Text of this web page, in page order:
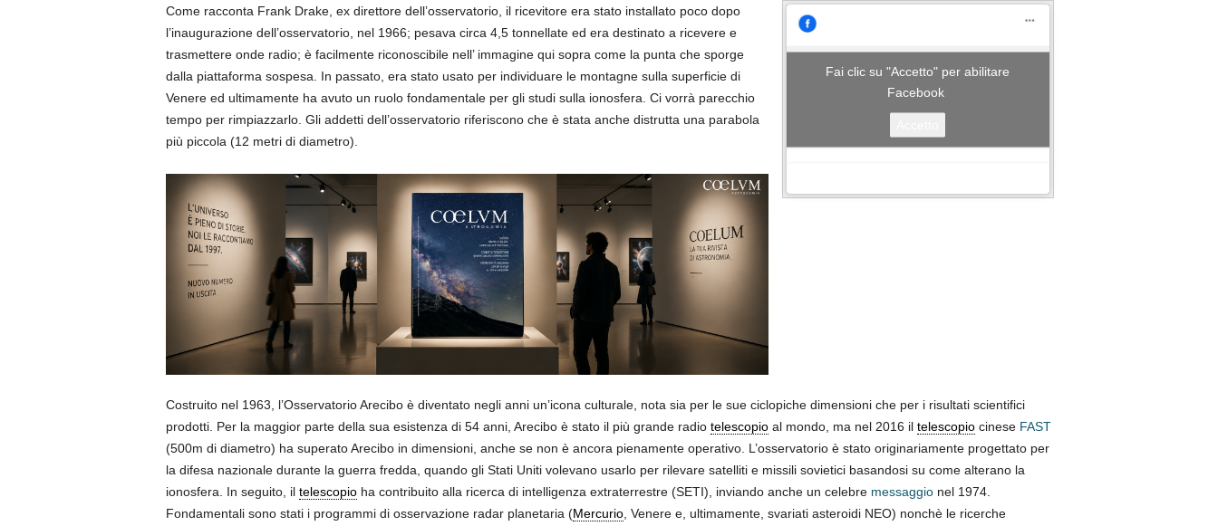
Fai clic su "Accetto" per abilitare
Facebook
Come racconta Frank Drake, ex direttore dell’osservatorio, il ricevitore era stato installato poco dopo
l’inaugurazione dell’osservatorio, nel 1966; pesava circa 4,5 tonnellate ed era destinato a ricevere e
trasmettere onde radio; è facilmente riconoscibile nell’ immagine qui sopra come la punta che sporge
dalla piattaforma sospesa. In passato, era stato usato per individuare le montagne sulla superficie di
Venere ed ultimamente ha avuto un ruolo fondamentale per gli studi sulla ionosfera. Ci vorrà parecchio
tempo per rimpiazzarlo. Gli addetti dell’osservatorio riferiscono che è stata anche distrutta una parabola
più piccola (12 metri di diametro).
Costruito nel 1963, l’Osservatorio Arecibo è diventato negli anni un’icona culturale, nota sia per le sue ciclopiche dimensioni che per i risultati scientifici
prodotti. Per la maggior parte della sua esistenza di 54 anni, Arecibo è stato il più grande radio telescopioal mondo, ma nel 2016 il telescopiocinese FAST
(500m di diametro) ha superato Arecibo in dimensioni, anche se non è ancora pienamente operativo. L’osservatorio è stato originariamente progettato per
la difesa nazionale durante la guerra fredda, quando gli Stati Uniti volevano usarlo per rilevare satelliti e missili sovietici basandosi su come alterano la
ionosfera. In seguito, il telescopioha contribuito alla ricerca di intelligenza extraterrestre (SETI), inviando anche un celebre messaggionel 1974.
Fondamentali sono stati i programmi di osservazione radar planetaria (Mercurio, Venere e, ultimamente, svariati asteroidi NEO) nonchè le ricerche